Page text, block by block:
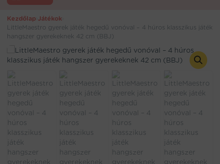
Kezdőlap Játékok
LittleMaestro gyerek játék hegedű vonóval – 4 húros klasszikus játék
hangszer gyerekeknek 42 cm (BBJ)